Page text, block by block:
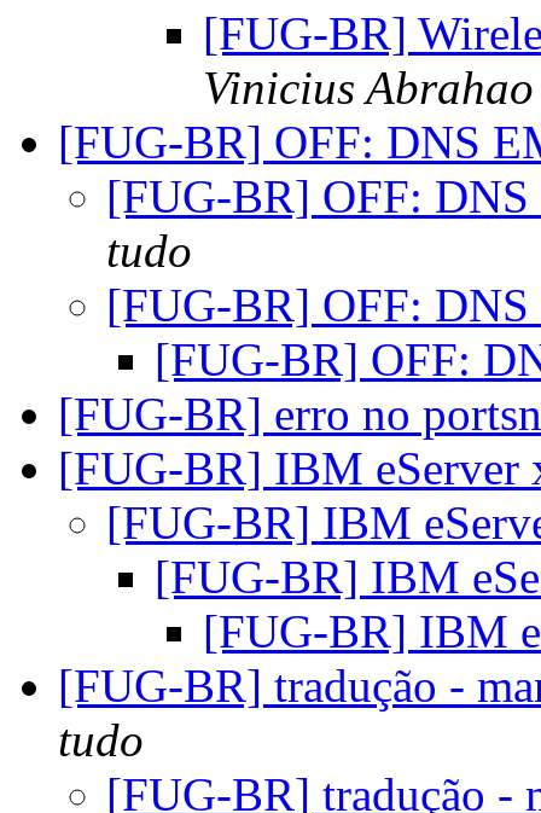
[FUG-BR]
Vinicius Abrahao
[FUG-BR] OFF: DNS
[FUG-BR] OFF:
tudo
[FUG-BR] OFF:
[FUG-BR] OFF:
[FUG-BR] erro no
[FUG-BR] IBM eServer
[FUG-BR] IBM
[FUG-BR] IBM
[FUG-BR] IBM
[FUG-BR] tradução -
tudo
[FUG-BR] tradução -